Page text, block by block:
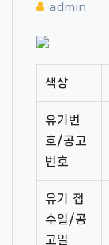
admin
색상
유기번
호/공고
번호
유기 접
수일/공
고일